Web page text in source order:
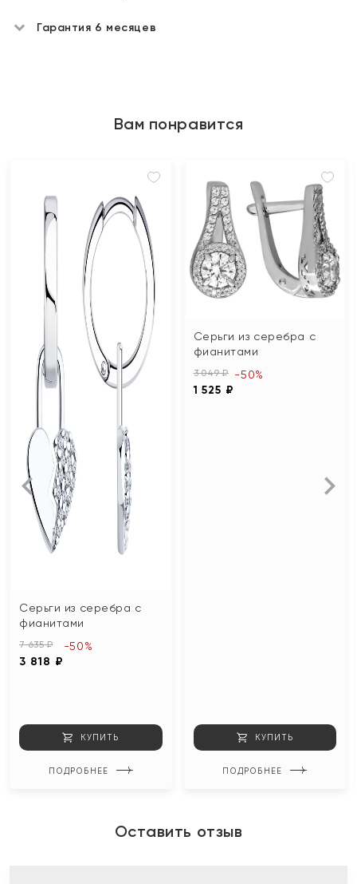
Гарантия 6 месяцев
Вам понравится
Серьги из серебра с
фианитами
7 635 ₽
3 818 ₽
-50%
КУПИТЬ
ПОДРОБНЕЕ
Серьги из серебра с
фианитами
3 049 ₽
1 525 ₽
-50%
КУПИТЬ
ПОДРОБНЕЕ
Оставить отзыв